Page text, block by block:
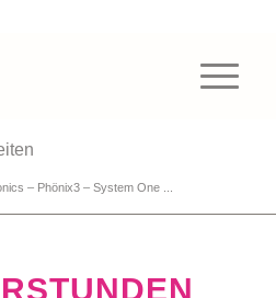
– Phönix3 – System One ...